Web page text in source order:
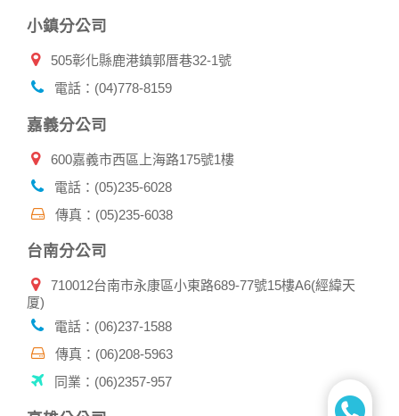
請妥善保管您在本公司及相關企業伙伴網站的帳號、密碼或個
本公司相關企業伙伴網站所提供的服務後，務必記得登出帳戶
或關閉網頁瀏覽器，以防止他人讀取您的個人資料。
問或訂購時，請立即通知本站。
小鎮分公司
505彰化縣鹿港鎮郭厝巷32-1號
電話：(04)778-8159
嘉義分公司
600嘉義市西區上海路175號1樓
電話：(05)235-6028
傳真：(05)235-6038
台南分公司
710012台南市永康區小東路689-77號15樓A6(經緯天
厦)
電話：(06)237-1588
傳真：(06)208-5963
同業：(06)2357-957